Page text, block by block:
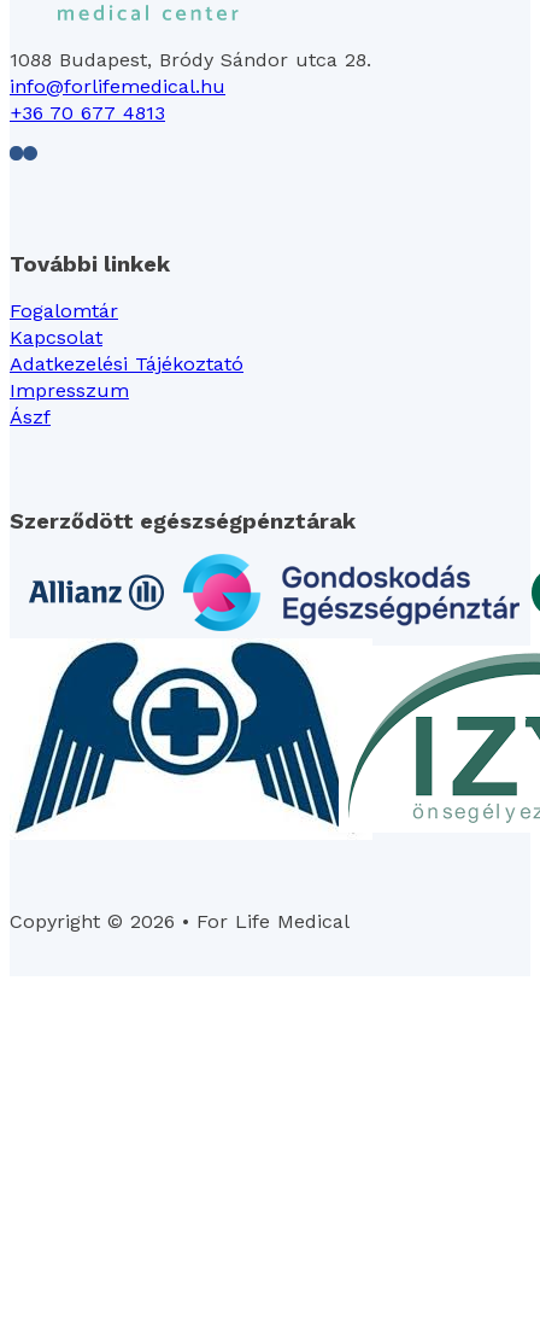
1088 Budapest, Bródy Sándor utca 28.
info@forlifemedical.hu
+36 70 677 4813
Follow us on Facebook
Follow us on LinkedIn
További linkek
Fogalomtár
Kapcsolat
Adatkezelési Tájékoztató
Impresszum
Ászf
Szerződött egészségpénztárak
Copyright © 2026 • For Life Medical